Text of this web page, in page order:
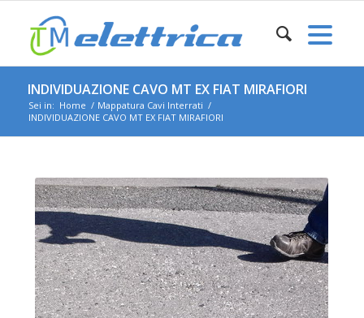
INDIVIDUAZIONE CAVO MT EX FIAT MIRAFIORI
Sei in: Home / Mappatura Cavi Interrati /
INDIVIDUAZIONE CAVO MT EX FIAT MIRAFIORI